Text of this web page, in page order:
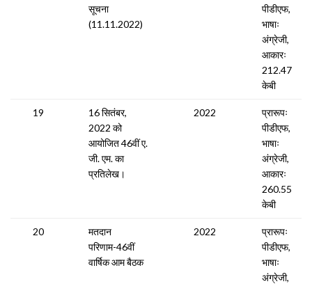
सूचना
(11.11.2022)
पीडीएफ,
भाषाः
अंग्रेजी,
आकारः
212.47
केबी
19
16 सितंबर,
2022 को
आयोजित 46वीं ए.
जी. एम. का
प्रतिलेख।
2022
प्रारूपः
पीडीएफ,
भाषाः
अंग्रेजी,
आकारः
260.55
केबी
20
मतदान
परिणाम-46वीं
वार्षिक आम बैठक
2022
प्रारूपः
पीडीएफ,
भाषाः
अंग्रेजी,